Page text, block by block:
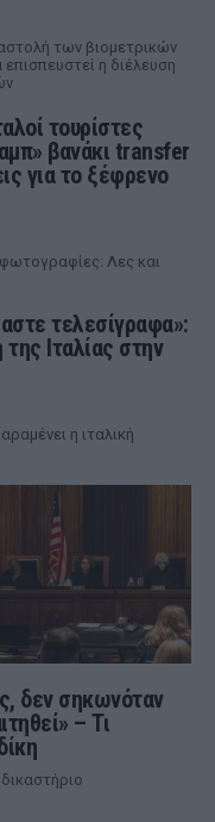
των βιομετρικών
η διέλευση
τουρίστες
βανάκι transfer
για το ξέφρενο
Λες και
τελεσίγραφα»:
Ιταλίας στην
η ιταλική
δεν σηκωνόταν
– Τι